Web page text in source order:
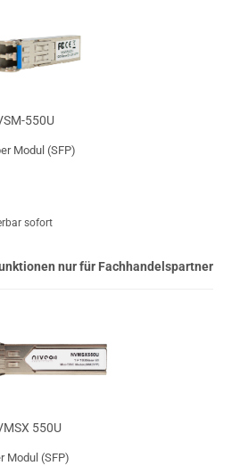
550U
Modul (SFP)
sofort
nur für Fachhandelspartner
550U
Modul (SFP)